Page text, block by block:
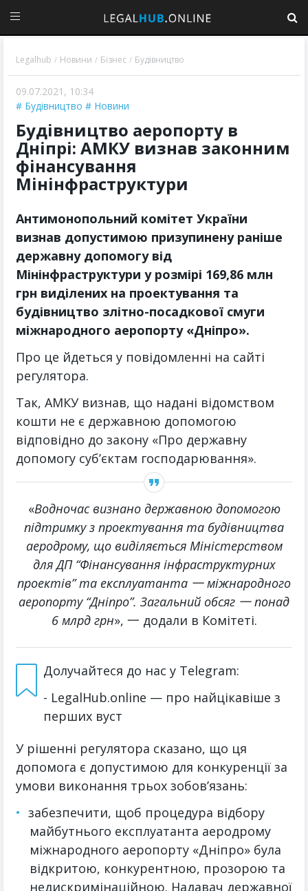
Legalhub / Новини / Бізнес / Будівництво
09.07.2021, 10:34
Будівництво
Новини
Будівництво аеропорту в
Дніпрі: АМКУ визнав законним
фінансування
Мінінфраструктури
Антимонопольний комітет України
визнав допустимою призупинену раніше
державну допомогу від
Мінінфраструктури у розмірі 169,86 млн
грн виділених на проектування та
будівництво злітно-посадкової смуги
міжнародного аеропорту «Дніпро».
Про це йдеться у повідомленні на сайті
регулятора.
Так, АМКУ визнав, що надані відомством
кошти не є державною допомогою
відповідно до закону «Про державну
допомогу суб’єктам господарювання».
«Водночас визнано державною допомогою
підтримку з проектування та будівництва
аеродрому, що виділяється Міністерством
для ДП “Фінансування інфраструктурних
проектів” та експлуатанта 一 міжнародного
аеропорту “Дніпро”. Загальний обсяг 一 понад
6 млрд грн», 一 додали в Комітеті.
Долучайтеся до нас у Telegram:
- LegalHub.online — про найцікавіше з
перших вуст
У рішенні регулятора сказано, що ця
допомога є допустимою для конкуренції за
умови виконання трьох зобов’язань:
забезпечити, щоб процедура відбору
майбутнього експлуатанта аеродрому
міжнародного аеропорту «Дніпро» була
відкритою, конкурентною, прозорою та
недискримінаційною. Надавач державної